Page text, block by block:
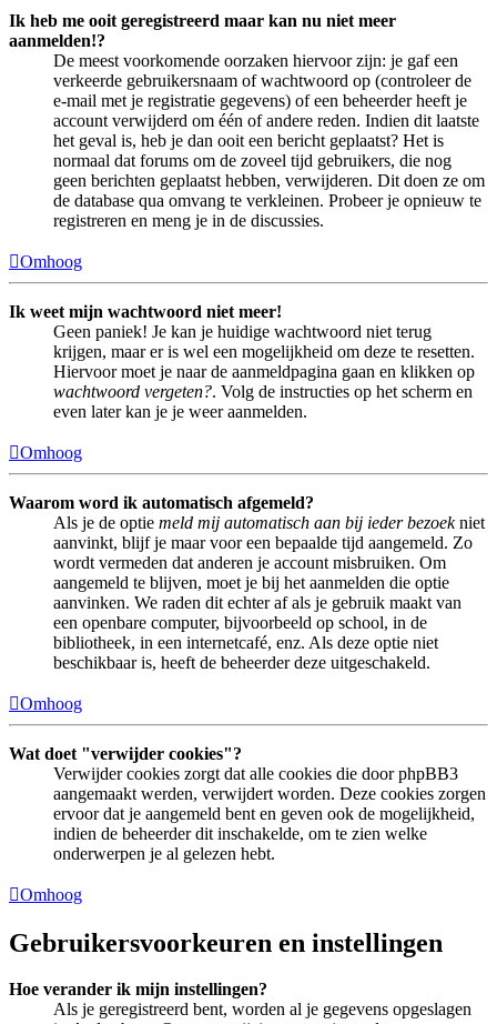
Ik heb me ooit geregistreerd maar kan nu niet meer
aanmelden!?
De meest voorkomende oorzaken hiervoor zijn: je gaf een
verkeerde gebruikersnaam of wachtwoord op (controleer de
e-mail met je registratie gegevens) of een beheerder heeft je
account verwijderd om één of andere reden. Indien dit laatste
het geval is, heb je dan ooit een bericht geplaatst? Het is
normaal dat forums om de zoveel tijd gebruikers, die nog
geen berichten geplaatst hebben, verwijderen. Dit doen ze om
de database qua omvang te verkleinen. Probeer je opnieuw te
registreren en meng je in de discussies.
Omhoog
Ik weet mijn wachtwoord niet meer!
Geen paniek! Je kan je huidige wachtwoord niet terug
krijgen, maar er is wel een mogelijkheid om deze te resetten.
Hiervoor moet je naar de aanmeldpagina gaan en klikken op
wachtwoord vergeten?. Volg de instructies op het scherm en
even later kan je je weer aanmelden.
Omhoog
Waarom word ik automatisch afgemeld?
Als je de optie meld mij automatisch aan bij ieder bezoekniet
aanvinkt, blijf je maar voor een bepaalde tijd aangemeld. Zo
wordt vermeden dat anderen je account misbruiken. Om
aangemeld te blijven, moet je bij het aanmelden die optie
aanvinken. We raden dit echter af als je gebruik maakt van
een openbare computer, bijvoorbeeld op school, in de
bibliotheek, in een internetcafé, enz. Als deze optie niet
beschikbaar is, heeft de beheerder deze uitgeschakeld.
Omhoog
Wat doet "verwijder cookies"?
Verwijder cookies zorgt dat alle cookies die door phpBB3
aangemaakt werden, verwijdert worden. Deze cookies zorgen
ervoor dat je aangemeld bent en geven ook de mogelijkheid,
indien de beheerder dit inschakelde, om te zien welke
onderwerpen je al gelezen hebt.
Omhoog
Gebruikersvoorkeuren en instellingen
Hoe verander ik mijn instellingen?
Als je geregistreerd bent, worden al je gegevens opgeslagen